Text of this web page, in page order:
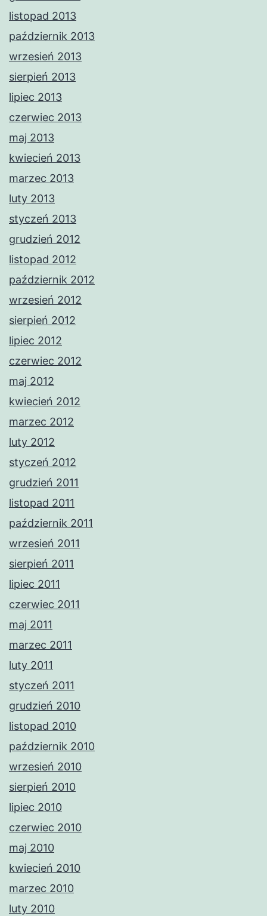
listopad 2013
październik 2013
wrzesień 2013
sierpień 2013
lipiec 2013
czerwiec 2013
maj 2013
kwiecień 2013
marzec 2013
luty 2013
styczeń 2013
grudzień 2012
listopad 2012
październik 2012
wrzesień 2012
sierpień 2012
lipiec 2012
czerwiec 2012
maj 2012
kwiecień 2012
marzec 2012
luty 2012
styczeń 2012
grudzień 2011
listopad 2011
październik 2011
wrzesień 2011
sierpień 2011
lipiec 2011
czerwiec 2011
maj 2011
marzec 2011
luty 2011
styczeń 2011
grudzień 2010
listopad 2010
październik 2010
wrzesień 2010
sierpień 2010
lipiec 2010
czerwiec 2010
maj 2010
kwiecień 2010
marzec 2010
luty 2010